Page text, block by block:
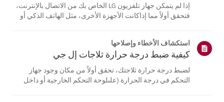
إذا لم يتمكن جهاز تلفزيون LG الخاص بك من الاتصال بالإنترنت،
فتحقق أولاً مما إذاكانت الأجهزة الأخرى، مثل الهاتف الذكي أو
تكمن في جها...
استكشاف الأخطاء وإصلاحها
كيفية ضبط درجة حرارة ثلاجات إل جي
لضبط درجة حرارة ثلاجتك، تحقق أولاً من مكان وجود جهاز
التحكم في درجة الحرارة (علىلوحة التحكم الخارجية أو داخل